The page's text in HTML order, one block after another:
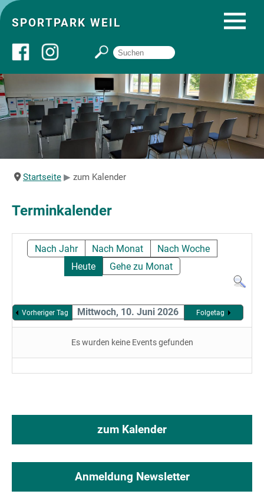
SPORTPARK WEIL
Über uns
Startseite
Angebote
Sportpark
Startseite zum Kalender
Terminkalender
Nach Jahr Nach Monat
Nach Woche
Heute
Gehe zu Monat
Vorheriger Tag Mittwoch, 10. Juni 2026 Folgetag
Es wurden keine Events gefunden
zum Kalender
Anmeldung Newsletter